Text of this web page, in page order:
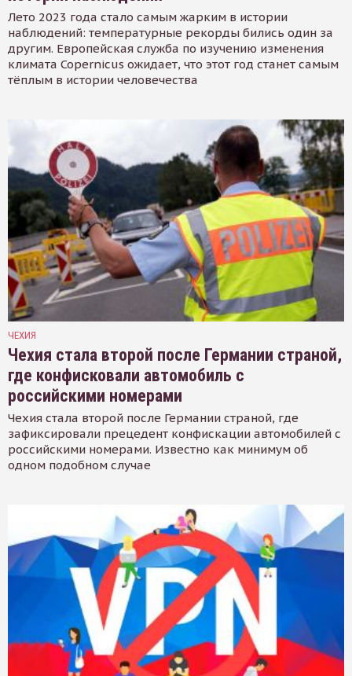
Лето 2023 года стало самым жарким в истории
наблюдений: температурные рекорды бились один за
другим. Европейская служба по изучению изменения
климата Copernicus ожидает, что этот год станет самым
тёплым в истории человечества
ЧЕХИЯ
Чехия стала второй после Германии страной,
где конфисковали автомобиль с
российскими номерами
Чехия стала второй после Германии страной, где
зафиксировали прецедент конфискации автомобилей с
российскими номерами. Известно как минимум об
одном подобном случае